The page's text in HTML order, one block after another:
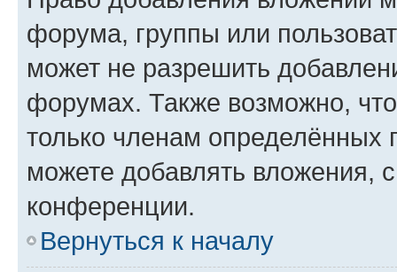
форума, группы или
может не разрешить
форумах. Также возможно,
только членам определённых
можете добавлять вложения,
конференции.
Вернуться к началу